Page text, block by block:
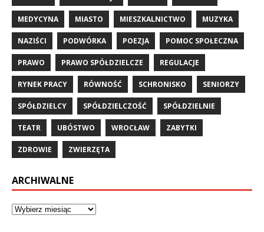
MEDYCYNA MIASTO MIESZKALNICTWO MUZYKA
NAZIŚCI PODWÓRKA POEZJA POMOC SPOŁECZNA
PRAWO PRAWO SPÓŁDZIELCZE REGULACJE
RYNEK PRACY RÓWNOŚĆ SCHRONISKO SENIORZY
SPÓŁDZIELCY SPÓŁDZIELCZOŚĆ SPÓŁDZIELNIE
TEATR UBÓSTWO WROCŁAW ZABYTKI
ZDROWIE ZWIERZĘTA
ARCHIWALNE